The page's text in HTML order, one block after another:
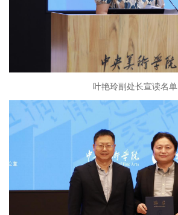
叶艳玲副处长宣读名单